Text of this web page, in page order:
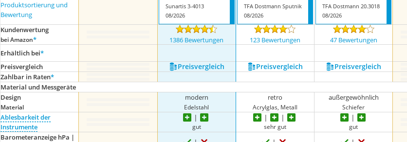
Produktsortierung und
Bewertung
Sunartis 3-4013
08/2026
TFA Dostmann Sputnik
08/2026
TFA Dostmann 20.3018
08/2026
Kundenwertung
bei Amazon* 1386 Bewertungen 123 Bewertungen 47 Bewertungen
Erhältlich bei*
Preis­vergleich
Preis­vergleich Preis­vergleich Preis­vergleich
Zahlbar in Raten*
Material und Messgeräte
Design
Material
modern
Edelstahl
retro
Acrylglas, Metall
außergewöhnlich
Schiefer
Ablesbarkeit der
Instrumente
gut sehr gut gut
Barometeranzeige hPa |